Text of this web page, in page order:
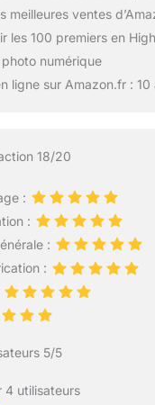
meilleures ventes
les 100 premiers en
numérique
ligne sur Amazon.fr :
18/20
:
:
:
:
5/5
4 utilisateurs